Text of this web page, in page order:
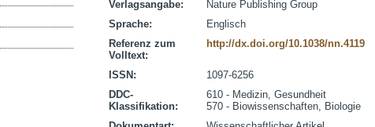
Verlagsangabe:
Nature Publishing Group
Sprache:
Englisch
Referenz zum
Volltext:
http://dx.doi.org/10.1038/nn.4119
ISSN:
1097-6256
DDC-
Klassifikation:
610 - Medizin, Gesundheit
570 - Biowissenschaften, Biologie